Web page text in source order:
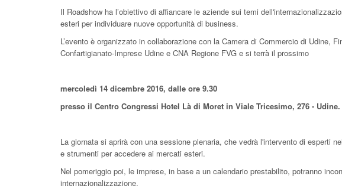
Il Roadshow ha l’obiettivo di affiancare le aziende sui temi
esteri per individuare nuove opportunità di business.
L’evento è organizzato in collaborazione con la Camera di Commercio di Udine,
Confartigianato-Imprese Udine e CNA Regione FVG e si terrà il prossimo
mercoledì 14 dicembre 2016, dalle ore 9.30
presso il Centro Congressi Hotel Là di Moret in Viale Tricesimo, 276 - Udine.
La giornata si aprirà con una sessione plenaria, che vedrà l'intervento di esperti
e strumenti per accedere ai mercati esteri.
Nel pomeriggio poi, le imprese, in base a un calendario prestabilito, potranno
internazionalizzazione.